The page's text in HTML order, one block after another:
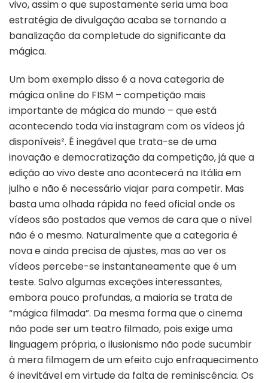
vivo, assim o que supostamente seria uma boa
estratégia de divulgação acaba se tornando a
banalização da completude do significante da
mágica.
Um bom exemplo disso é a nova categoria de
mágica online do FISM – competição mais
importante de mágica do mundo – que está
acontecendo toda via instagram com os vídeos já
disponíveis². É inegável que trata-se de uma
inovação e democratização da competição, já que a
edição ao vivo deste ano acontecerá na Itália em
julho e não é necessário viajar para competir. Mas
basta uma olhada rápida no feed oficial onde os
vídeos são postados que vemos de cara que o nível
não é o mesmo. Naturalmente que a categoria é
nova e ainda precisa de ajustes, mas ao ver os
vídeos percebe-se instantaneamente que é um
teste. Salvo algumas exceções interessantes,
embora pouco profundas, a maioria se trata de
“mágica filmada”. Da mesma forma que o cinema
não pode ser um teatro filmado, pois exige uma
linguagem própria, o ilusionismo não pode sucumbir
à mera filmagem de um efeito cujo enfraquecimento
é inevitável em virtude da falta de reminiscência. Os